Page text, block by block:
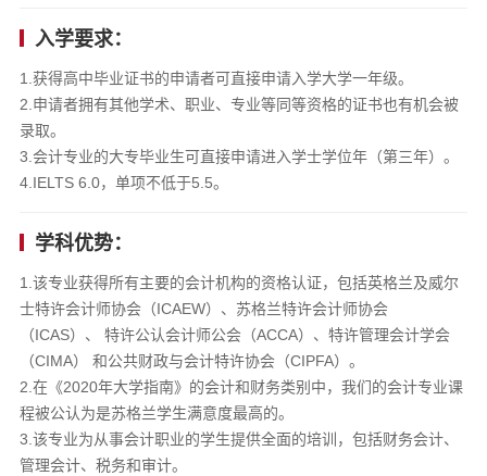
入学要求：
1.获得高中毕业证书的申请者可直接申请入学大学一年级。
2.申请者拥有其他学术、职业、专业等同等资格的证书也有机会被
录取。
3.会计专业的大专毕业生可直接申请进入学士学位年（第三年）。
4.IELTS 6.0，单项不低于5.5。
学科优势：
1.该专业获得所有主要的会计机构的资格认证，包括英格兰及威尔
士特许会计师协会（ICAEW）、苏格兰特许会计师协会
（ICAS）、 特许公认会计师公会（ACCA）、特许管理会计学会
（CIMA） 和公共财政与会计特许协会（CIPFA）。
2.在《2020年大学指南》的会计和财务类别中，我们的会计专业课
程被公认为是苏格兰学生满意度最高的。
3.该专业为从事会计职业的学生提供全面的培训，包括财务会计、
管理会计、税务和审计。